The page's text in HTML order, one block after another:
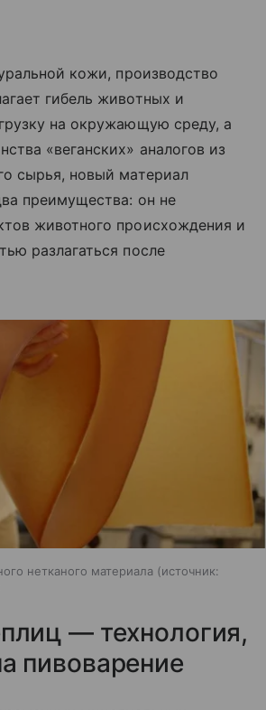
кожи, производство
гибель животных и
на окружающую среду, а
«веганских» аналогов из
сырья, новый материал
преимущества: он не
животного происхождения и
разлагаться после
нетканого материала
источник:
— технология,
пивоварение